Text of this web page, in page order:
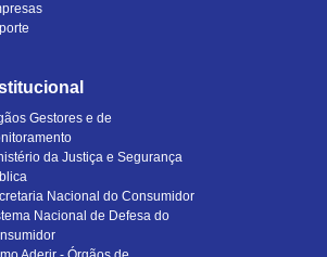
Gestores e de
da Justiça e Segurança
Nacional do Consumidor
Nacional de Defesa do